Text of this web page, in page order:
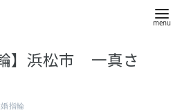
】浜松市 一真さ
指輪